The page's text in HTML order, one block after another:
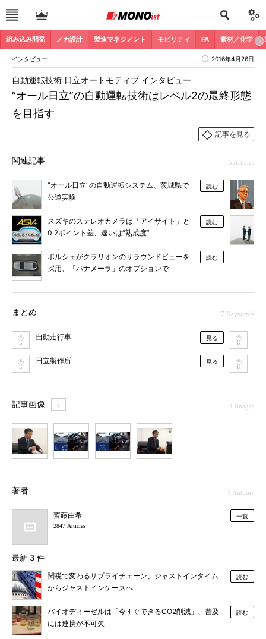
組み込み開発 メカ設計 製造マネジメント モビリティ FA 素材／化学
インタビュー 2016年4月26日
“オール日立”の自動運転技術はレベル2の最終形態
を目指す
自動運転技術 日立オートモティブ インタビュー
記事を見る
関連記事 5 Articles
“オール日立”の自動運転システム、茨城県で
公道実験
読む
スズキのステレオカメラは「アイサイト」と
0.2ポイント差、違いは“熟成度”
読む
ポルシェがクラリオンのサラウンドビューを
採用、「パナメーラ」のオプションで
読む
まとめ 7 Keywords
自動走行車 見る
日立製作所 見る
記事画像 ＋ 4 Images
著者 1 Authors
齊藤由希
2847 Articles
一覧
最新 3 件
関税で変わるサプライチェーン、ジャストインタイム
からジャストインケースへ
読む
バイオディーゼルは「今すぐできるCO2削減」、普及
には連携が不可欠
読む